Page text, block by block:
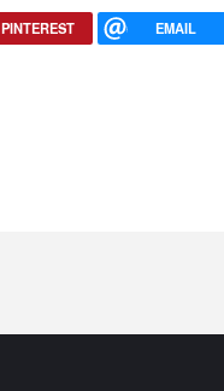
PINTEREST EMAIL